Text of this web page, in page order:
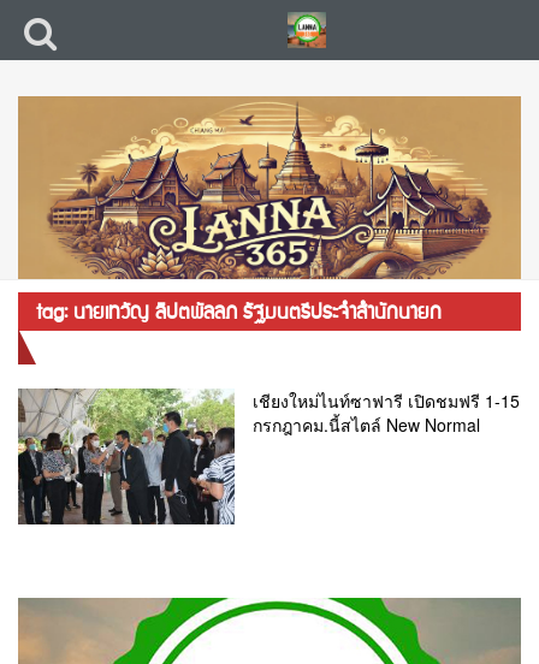
tag: นายเทวัญ ลิปตพัลลภ รัฐมนตรีประจำสำนักนายก
เชียงใหม่ไนท์ซาฟารี เปิดชมฟรี 1-15
กรกฎาคม.นี้สไตล์ New Normal